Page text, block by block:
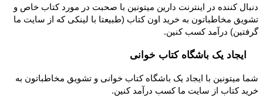
دنبال کننده در اینترنت دارین میتونین با صحبت در مورد کتاب خاص و
تشویق مخاطباتون به خرید اون کتاب (طبیعتا با لینکی که از سایت ما
گرفتین) درآمد کسب کنین.
ایجاد یک باشگاه کتاب خوانی
شما میتونین با ایجاد یک باشگاه کتاب خوانی و تشویق مخاطباتون به
خرید کتاب از سایت ما کسب درآمد کنین.